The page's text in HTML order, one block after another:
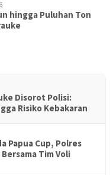
hingga Puluhan Ton
Disorot Polisi:
Risiko Kebakaran
Papua Cup, Polres
Tim Voli